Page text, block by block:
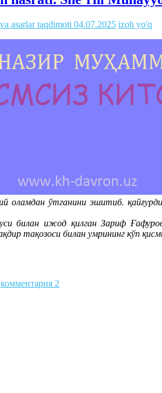
asarlar taqdimoti 04.07.2025 izoh yo'q
оламдан ўтганини эшитиб.
билан ижод қилган Зариф
тақозоси билан умрининг кўп
комментария 2